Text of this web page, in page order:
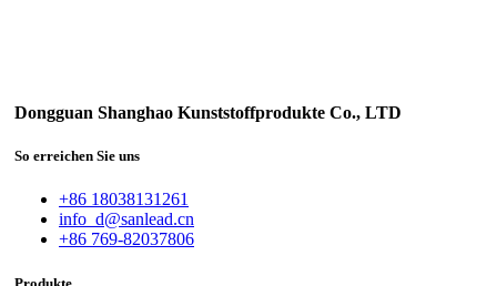
Dongguan Shanghao Kunststoffprodukte Co., LTD
So erreichen Sie uns
+86 18038131261
info_d@sanlead.cn
+86 769-82037806